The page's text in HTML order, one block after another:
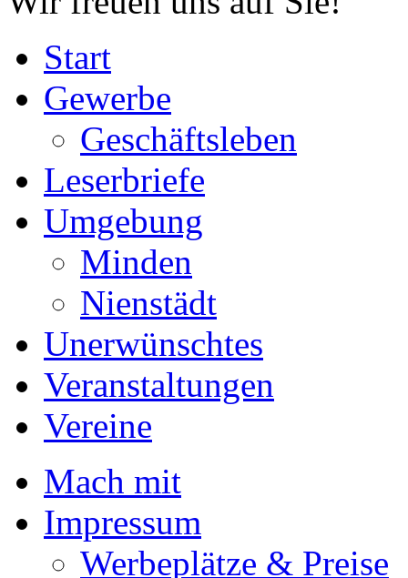
Start
Gewerbe
Geschäftsleben
Leserbriefe
Umgebung
Minden
Nienstädt
Unerwünschtes
Veranstaltungen
Vereine
Mach mit
Impressum
Werbeplätze & Preise